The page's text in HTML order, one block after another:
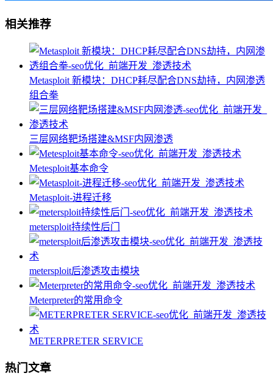
相关推荐
Metasploit 新模块：DHCP耗尽配合DNS劫持，内网渗透
组合拳
三层网络靶场搭建&MSF内网渗透
Metesploit基本命令
Metasploit-进程迁移
metersploit持续性后门
metersploit后渗透攻击模块
Meterpreter的常用命令
METERPRETER SERVICE
热门文章